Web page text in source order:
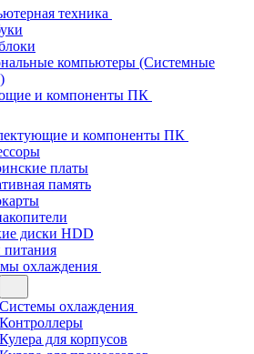
техника
компьютеры (Системные
и компоненты ПК
и компоненты ПК
платы
память
диски HDD
питания
охлаждения
Системы охлаждения
Контроллеры
Кулера для корпусов